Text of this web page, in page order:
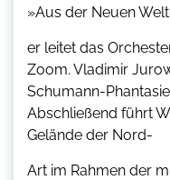
»Aus der Neuen
er leitet das
Zoom. Vladimir
Schumann-
Abschließend führt
Gelände der Nord-
Art im Rahmen der